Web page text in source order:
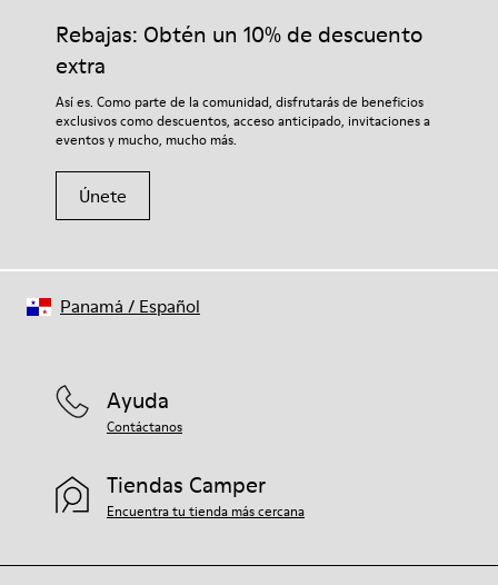
Rebajas: Obtén un 10% de descuento
extra
Así es. Como parte de la comunidad, disfrutarás de beneficios
exclusivos como descuentos, acceso anticipado, invitaciones a
eventos y mucho, mucho más.
Únete
Ayuda
Contáctanos
Tiendas Camper
Encuentra tu tienda más cercana
Panamá / Español